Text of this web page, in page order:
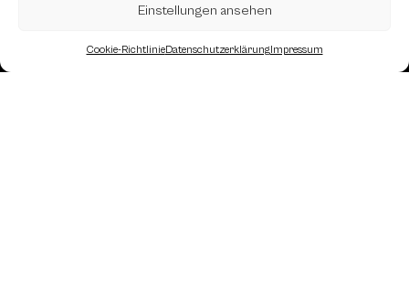
Einstellungen ansehen
Cookie-RichtlinieDatenschutzerklärungImpressum